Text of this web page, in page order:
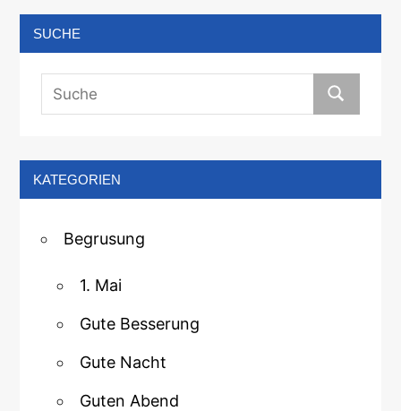
SUCHE
KATEGORIEN
Begrusung
1. Mai
Gute Besserung
Gute Nacht
Guten Abend